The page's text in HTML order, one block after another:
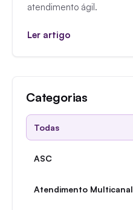
atendimento ágil.
Ler artigo
Categorias
Todas
ASC
Atendimento Multicanal